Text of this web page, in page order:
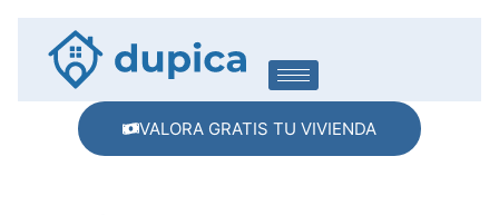
VALORA GRATIS TU VIVIENDA